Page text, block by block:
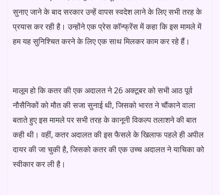
सुनाए जाने के बाद सरकार उन्हें वापस स्वदेश लाने के लिए सभी तरह के
प्रयास कर रही है। उन्होंने एक प्रेस कॉन्फ्रेंस में कहा कि इस मामले में
हम यह सुनिश्चित करने के लिए एक साथ मिलकर काम कर रहे हैं।
मालूम हो कि कतर की एक अदालत ने 26 अक्टूबर को सभी आठ पूर्व
नौसैनिकों को मौत की सजा सुनाई थी, जिसको भारत ने चौंकाने वाला
बताते हुए इस मामले पर सभी तरह के कानूनी विकल्प तलाशने की बात
कही थी। वहीं, कतर अदालत की इस फैसले के खिलाफ पहले ही अपील
दायर की जा चुकी है, जिसको कतर की एक उच्च अदालत ने याचिका को
स्वीकार कर ली है।